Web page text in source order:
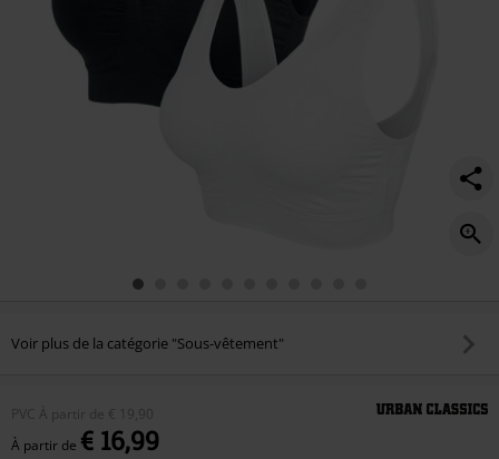
Voir plus de la catégorie "Sous-vêtement"
PVC À partir de € 19,90
À partir de € 16,99